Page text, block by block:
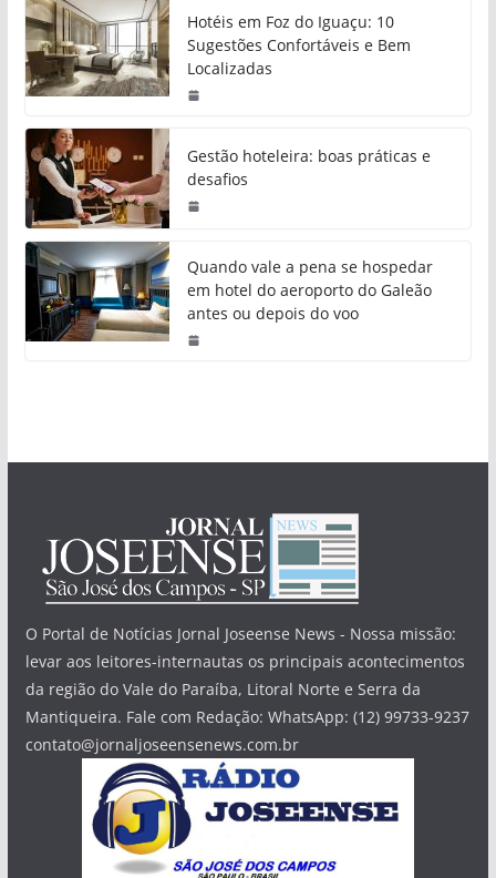
Hotéis em Foz do Iguaçu: 10
Sugestões Confortáveis e Bem
Localizadas
Gestão hoteleira: boas práticas e
desafios
Quando vale a pena se hospedar
em hotel do aeroporto do Galeão
antes ou depois do voo
O Portal de Notícias Jornal Joseense News - Nossa missão:
levar aos leitores-internautas os principais acontecimentos
da região do Vale do Paraíba, Litoral Norte e Serra da
Mantiqueira. Fale com Redação: WhatsApp: (12) 99733-9237
contato@jornaljoseensenews.com.br